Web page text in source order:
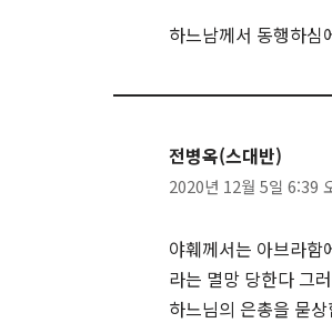
하느남께서 동행하심
전병옥(스대반)
2020년 12월 5일 6:39
야훼께서는 아브라함
라는 멸망 당한다 그
하느님의 은총을 묻